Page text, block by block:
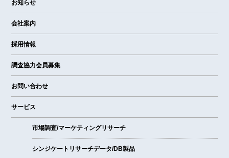
お知らせ
会社案内
採用情報
調査協力会員募集
お問い合わせ
サービス
市場調査/マーケティングリサーチ
シンジケートリサーチデータ/DB製品